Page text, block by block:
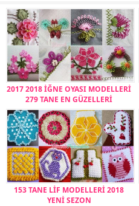
2017 2018 İĞNE OYASI MODELLERİ
279 TANE EN GÜZELLERİ
153 TANE LİF MODELLERİ 2018
YENİ SEZON